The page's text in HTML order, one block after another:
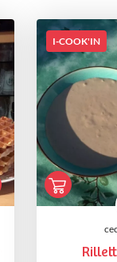
I-COOK'IN